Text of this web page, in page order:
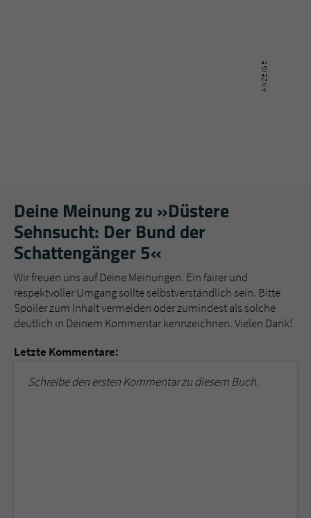
Deine Meinung zu »Düstere
Sehnsucht: Der Bund der
Schattengänger 5«
Wir freuen uns auf Deine Meinungen. Ein fairer und
respektvoller Umgang sollte selbstverständlich sein. Bitte
Spoiler zum Inhalt vermeiden oder zumindest als solche
deutlich in Deinem Kommentar kennzeichnen. Vielen Dank!
Letzte Kommentare:
Schreibe den ersten Kommentar zu diesem Buch.